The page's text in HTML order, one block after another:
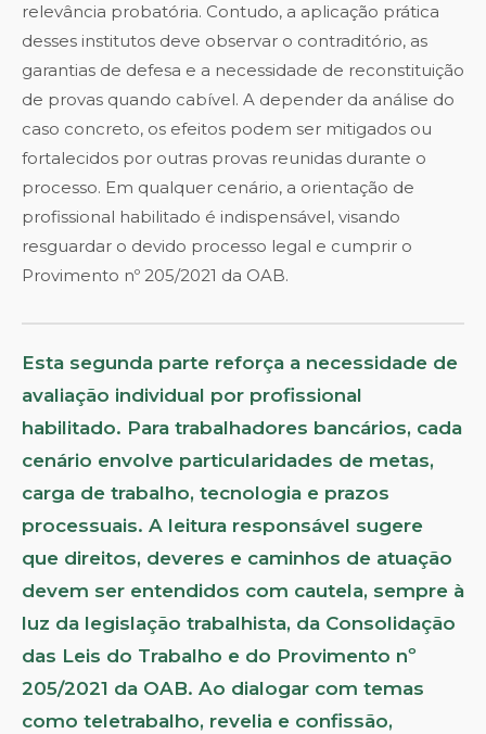
relevância probatória. Contudo, a aplicação prática
desses institutos deve observar o contraditório, as
garantias de defesa e a necessidade de reconstituição
de provas quando cabível. A depender da análise do
caso concreto, os efeitos podem ser mitigados ou
fortalecidos por outras provas reunidas durante o
processo. Em qualquer cenário, a orientação de
profissional habilitado é indispensável, visando
resguardar o devido processo legal e cumprir o
Provimento nº 205/2021 da OAB.
Esta segunda parte reforça a necessidade de
avaliação individual por profissional
habilitado. Para trabalhadores bancários, cada
cenário envolve particularidades de metas,
carga de trabalho, tecnologia e prazos
processuais. A leitura responsável sugere
que direitos, deveres e caminhos de atuação
devem ser entendidos com cautela, sempre à
luz da legislação trabalhista, da Consolidação
das Leis do Trabalho e do Provimento nº
205/2021 da OAB. Ao dialogar com temas
como teletrabalho, revelia e confissão,